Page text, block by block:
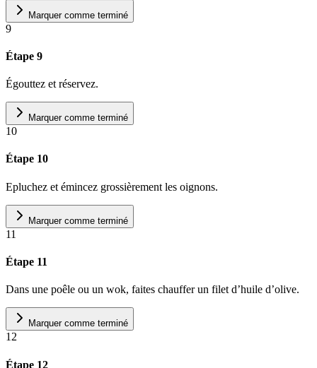
Marquer comme terminé
9
Étape 9
Égouttez et réservez.
Marquer comme terminé
10
Étape 10
Epluchez et émincez grossièrement les oignons.
Marquer comme terminé
11
Étape 11
Dans une poêle ou un wok, faites chauffer un filet d’huile d’olive.
Marquer comme terminé
12
Étape 12